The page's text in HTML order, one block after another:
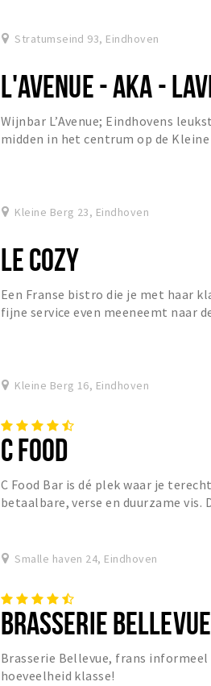
Stratumseind 93, Eindhoven
L'AVENUE - AKA -
Wijnbar L’Avenue; Eindhovens
midden in het centrum op de Kleine
Kleine Berg 23, Eindhoven
LE COZY
Een Franse bistro die je met haar
fijne service even meeneemt naar
Kleine Berg 16, Eindhoven
C FOOD
C Food Bar is dé plek waar je
betaalbare, verse en duurzame vis.
Smalle haven 24, Eindhoven
BRASSERIE BELLEVUE
Brasserie Bellevue, frans informeel
hoeveelheid klasse!